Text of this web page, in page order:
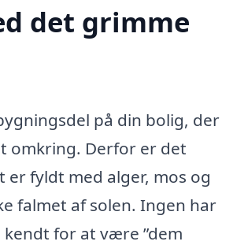
det grimme
på din bolig, der
omkring. Derfor er det
er fyldt med alger, mos og
falmet af solen. Ingen har
for at være ”dem